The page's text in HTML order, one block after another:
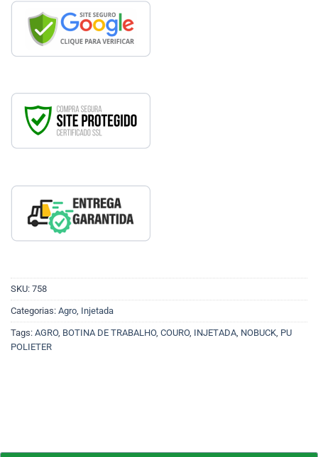
SKU: 758
Categorias: Agro Injetada
Tags: AGRO, BOTINA DE TRABALHO, COURO, INJETADA NOBUCK PU
POLIETER